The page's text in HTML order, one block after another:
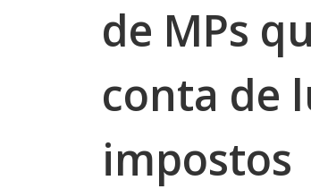
de MPs
conta de
impostos